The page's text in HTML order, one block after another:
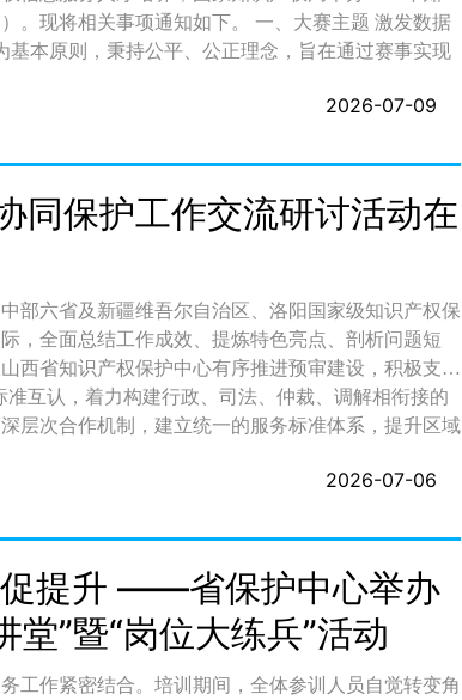
通知如下。 一、大赛主题 激发数据
计赛题，按机械、电子、化工医药三个技术领域分别
掘、专业检索、信息分析、风险研判等综合运用能
研究能力。 四、参赛对象 大赛为个
不参赛评奖。参赛人员须签署参赛承诺书（见附件
为企事业单位相关工作
机械、电子、化工医药每个领域各2名）。鼓励各省
见附件2）、参赛人员报名表（附件3）及参赛承诺
赛选手将在指定场
场封闭完成赛题，遴选参加现场答辩的选手；现场答
实务论述题，并回答评审专家、观众的提问。通过专
赛的报名及线上答题工作。答题环节与专业组决赛同
2026-07-09
同保护工作交流研讨活动在
部六省及新疆维吾尔自治区、洛阳国家级知识产权保
，全面总结工作成效、提炼特色亮点、剖析问题短
西省知识产权保护中心有序推进预审建设，积极支持
层次合作机制，建立统一的服务标准体系，提升区域
议，持续完善上下贯通、内外联动的。 ： “四员
一体化建设。建议联合中部各省推动出台跨区域预
务流程；健全常态化业务沟通机制，通过经验共享、
”，力求实现从“多头对接”到“一体协同”服务模式转
，以快速响应机制打通跨省案件协查与判定互认通
2026-07-06
提升 ——省保护中心举办
”暨“岗位大练兵”活动
工作紧密结合。培训期间，全体参训人员自觉转变角